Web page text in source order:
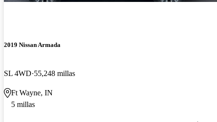
2019 Nissan Armada
SL 4WD 55,248 millas
Ft Wayne, IN
5 millas